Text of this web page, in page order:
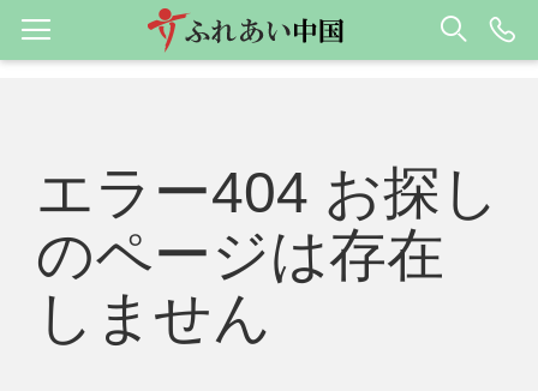
エラー404 お探し
のページは存在
しません